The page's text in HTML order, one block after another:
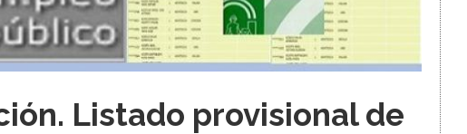
Listado provisional de